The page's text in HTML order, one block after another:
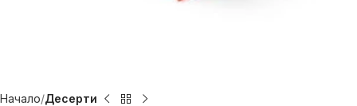
Начало Десерти